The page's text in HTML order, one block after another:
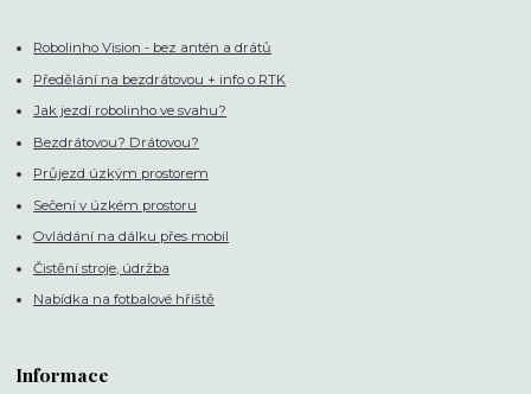
Robolinho Vision - bez antén a drátů
Předělání na bezdrátovou + info o RTK
Jak jezdí robolinho ve svahu?
Bezdrátovou? Drátovou?
Průjezd úzkým prostorem
Sečení v úzkém prostoru
Ovládání na dálku přes mobil
Čistění stroje, údržba
Nabídka na fotbalové hřiště
Informace